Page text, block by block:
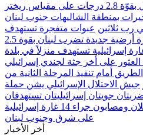
ريختر
بمنطقة الشاليهات جنوب لبنان
رب ثلاثين عبوات متفجرة تستهدف
هزة أرضية جديدة تضرب لبنان بقوة 2.5
إسرائيلية تستهدف منزلاً في بلدة
العثور على أخر جثة لجندي إسرائيلي
أمام تنفيذ المرحلة الثانية من
جيش الاحتلال الإسرائيلي يشن حملة
جويتان إسرائيليتان تستهدفان
قتيلان ومصابون جراء 14 غارة إسرائيلية
على شرق وجنوب لبنان
أخر الأخبار